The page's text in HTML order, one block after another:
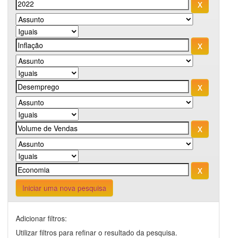
Iniciar uma nova pesquisa
Adicionar filtros:
Utilizar filtros para refinar o resultado da pesquisa.